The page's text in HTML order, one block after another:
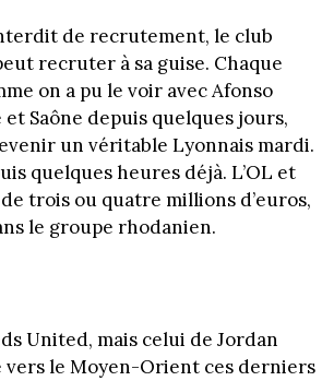
interdit de recrutement, le club
recruter à sa guise. Chaque
on a pu le voir avec Afonso
Saône depuis quelques jours,
un véritable Lyonnais mardi.
quelques heures déjà. L’OL et
trois ou quatre millions d’euros,
le groupe rhodanien.
United, mais celui de Jordan
vers le Moyen-Orient ces derniers